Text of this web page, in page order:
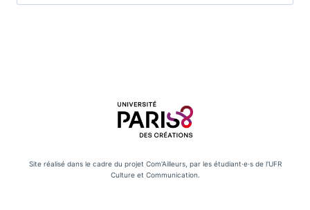
Site réalisé dans le cadre du projet Com'Ailleurs, par les étudiant·e·s de l'UFR
Culture et Communication.